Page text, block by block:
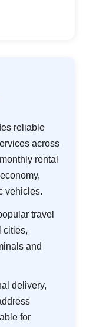
reliable
across
rental
vehicles.
travel
cities,
and
delivery,
for